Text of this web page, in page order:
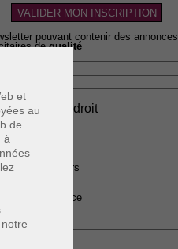
et
au
de
à
pouvant contenir des annonces
dequalité
du droit
immobiliers
de justice